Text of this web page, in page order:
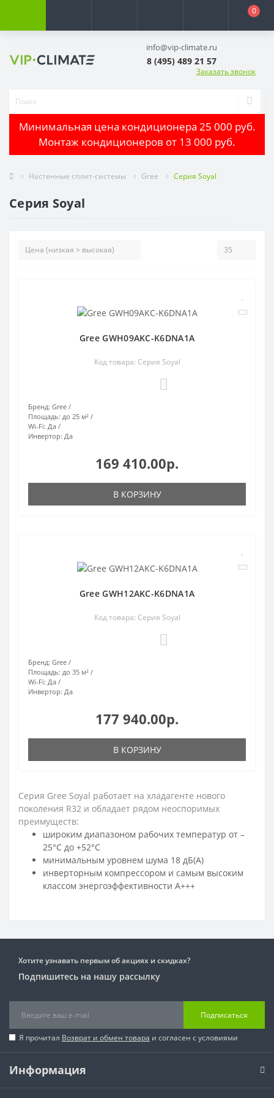
0
info@vip-climate.ru
8 (495) 489 21 57
Заказать звонок
Минимальная цена кондиционера 25 000 руб.
Монтаж кондиционеров от 13 000 руб.
Настенные сплит-системы Gree Серия Soyal
Серия Soyal
Gree GWH09AKC-K6DNA1A
Код товара: Серия Soyal
Бренд: Gree
Площадь: до 25 м²
Wi-Fi: Да
Инвертор: Да
169 410.00р.
В КОРЗИНУ
Gree GWH12AKC-K6DNA1A
Код товара: Серия Soyal
Бренд: Gree
Площадь: до 35 м²
Wi-Fi: Да
Инвертор: Да
177 940.00р.
В КОРЗИНУ
Серия Gree Soyal работает на хладагенте нового
поколения R32 и обладает рядом неоспоримых
преимуществ:
широким диапазоном рабочих температур от –
25°С до +52°С
минимальным уровнем шума 18 дБ(А)
инверторным компрессором и самым высоким
классом энергоэффективности А+++
Хотите узнавать первым об акциях и скидках?
Подпишитесь на нашу рассылку
Подписаться
Я прочитал Возврат и обмен товара и согласен с условиями
Информация